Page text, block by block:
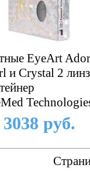
EyeArt
и Crystal 2
3038 руб.